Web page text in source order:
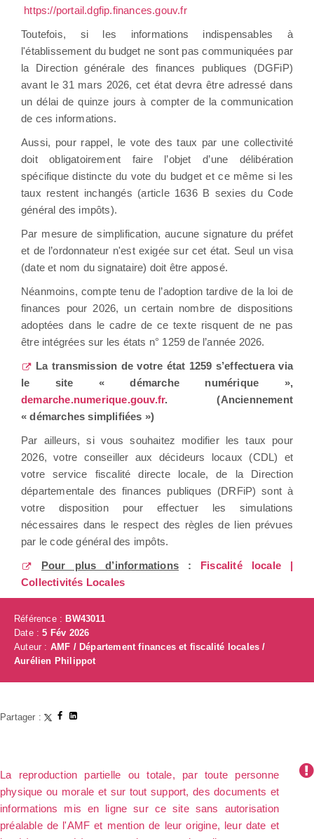
https://portail.dgfip.finances.gouv.fr
Toutefois, si les informations indispensables à
l'établissement du budget ne sont pas communiquées par
la Direction générale des finances publiques (DGFiP)
avant le 31 mars 2026, cet état devra être adressé dans
un délai de quinze jours à compter de la communication
de ces informations.
Aussi, pour rappel, le vote des taux par une collectivité
doit obligatoirement faire l’objet d’une délibération
spécifique distincte du vote du budget et ce même si les
taux restent inchangés (article 1636 B sexies du Code
général des impôts).
Par mesure de simplification, aucune signature du préfet
et de l’ordonnateur n'est exigée sur cet état. Seul un visa
(date et nom du signataire) doit être apposé.
Néanmoins, compte tenu de l’adoption tardive de la loi de
finances pour 2026, un certain nombre de dispositions
adoptées dans le cadre de ce texte risquent de ne pas
être intégrées sur les états n° 1259 de l’année 2026.
La transmission de votre état 1259 s’effectuera via
le site « démarche numérique »,
demarche.numerique.gouv.fr. (Anciennement
« démarches simplifiées »)
Par ailleurs, si vous souhaitez modifier les taux pour
2026, votre conseiller aux décideurs locaux (CDL) et
votre service fiscalité directe locale, de la Direction
départementale des finances publiques (DRFiP) sont à
votre disposition pour effectuer les simulations
nécessaires dans le respect des règles de lien prévues
par le code général des impôts.
Pour plus d’informations : Fiscalité locale |
Collectivités Locales
Référence : BW43011
Date :5 Fév 2026
Auteur : AMF / Département finances et fiscalité locales /
Aurélien Philippot
Partager :
La reproduction partielle ou totale, par toute personne
physique ou morale et sur tout support, des documents et
informations mis en ligne sur ce site sans autorisation
préalable de l'AMF et mention de leur origine, leur date et